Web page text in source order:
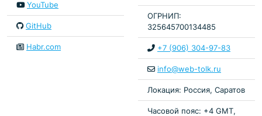
YouTube
GitHub
Habr.com
ОГРНИП:
325645700134485
+7 (906) 304-97-83
info@web-tolk.ru
Локация: Россия, Саратов
Часовой пояс: +4 GMT,